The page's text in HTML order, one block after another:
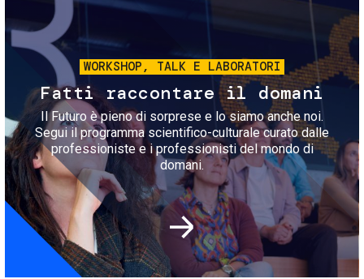
WORKSHOP, TALK E LABORATORI
Fatti raccontare il domani
Il Futuro è pieno di sorprese e lo siamo anche noi.
Segui il programma scientifico-culturale curato dalle
professioniste e i professionisti del mondo di
domani.